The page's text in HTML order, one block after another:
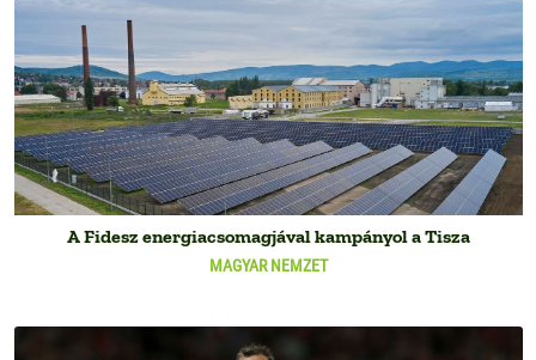
MAGYAR NEMZET
A Fidesz energiacsomagjával kampányol a Tisza